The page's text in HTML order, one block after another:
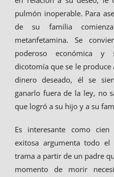
pulmón inoperable. Para
de su familia
metanfetamina. Se
poderoso económica y
dicotomía que se le produce
dinero deseado, él se
ganarlo fuera de la ley, no
que logró a su hijo y a su
Es interesante como
exitosa argumenta todo el
trama a partir de un padre
momento de morir